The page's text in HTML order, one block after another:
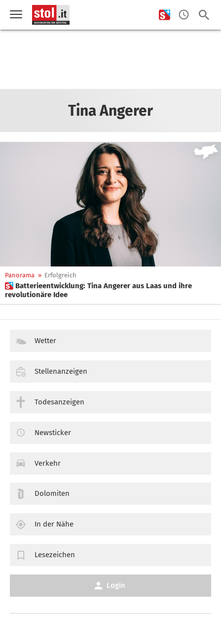
Tina Angerer
Panorama » Erfolgreich
 Batterieentwicklung: Tina Angerer aus Laas und ihre
revolutionäre Idee
Wetter
Stellenanzeigen
Todesanzeigen
Newsticker
Verkehr
Dolomiten
In der Nähe
Lesezeichen
Login